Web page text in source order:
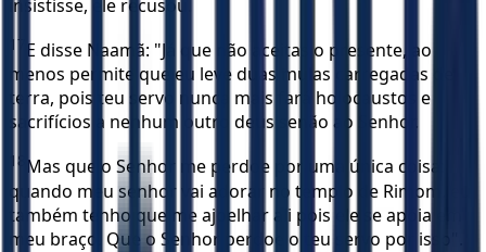
insistisse, ele recusou.
17 E disse Naamã: "Já que não aceitas o presente, ao
menos permite que eu leve duas mulas carregadas de
terra, pois teu servo nunca mais fará holocaustos e
sacrifícios a nenhum outro deus senão ao Senhor.
18 Mas que o Senhor me perdoe por uma única coisa:
quando meu senhor vai adorar no templo de Rimom, eu
também tenho que me ajoelhar ali pois ele se apóia em
meu braço. Que o Senhor perdoe o teu servo por isso".